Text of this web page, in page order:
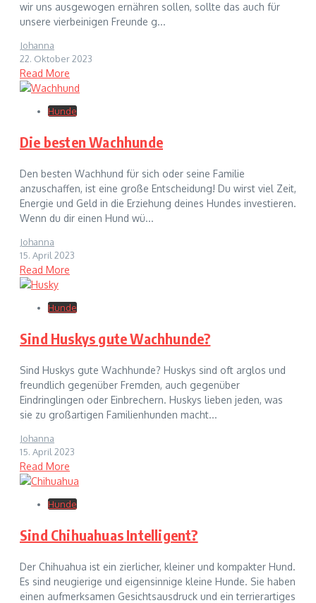
wir uns ausgewogen ernähren sollen, sollte das auch für
unsere vierbeinigen Freunde g...
Johanna
22. Oktober 2023
Read More
Hunde
Die besten Wachhunde
Den besten Wachhund für sich oder seine Familie
anzuschaffen, ist eine große Entscheidung! Du wirst viel Zeit,
Energie und Geld in die Erziehung deines Hundes investieren.
Wenn du dir einen Hund wü...
Johanna
15. April 2023
Read More
Hunde
Sind Huskys gute Wachhunde?
Sind Huskys gute Wachhunde? Huskys sind oft arglos und
freundlich gegenüber Fremden, auch gegenüber
Eindringlingen oder Einbrechern. Huskys lieben jeden, was
sie zu großartigen Familienhunden macht...
Johanna
15. April 2023
Read More
Hunde
Sind Chihuahuas Intelligent?
Der Chihuahua ist ein zierlicher, kleiner und kompakter Hund.
Es sind neugierige und eigensinnige kleine Hunde. Sie haben
einen aufmerksamen Gesichtsausdruck und ein terrierartiges